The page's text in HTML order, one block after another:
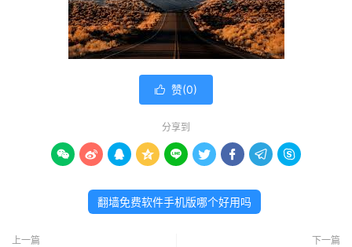
 赞(0)
分享到
        
翻墙免费软件手机版哪个好用吗
上一篇 下一篇